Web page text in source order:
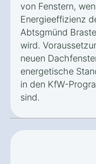
von Fenstern,
Energieeffizienz
Abtsgmünd
wird.
neuen
energetische
in den KfW-
sind.